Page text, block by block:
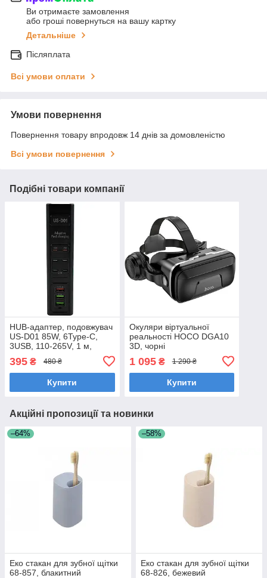
Ви отримаєте замовлення
або гроші повернуться на вашу картку
Детальніше
Післяплата
Всі умови оплати
Умови повернення
Повернення товару впродовж 14 днів за домовленістю
Всі умови повернення
Подібні товари компанії
HUB-адаптер, подовжувач
US-D01 85W, 6Type-C,
3USB, 110-265V, 1 м,
395 ₴ 480 ₴
Купити
Окуляри віртуальної
реальності HOCO DGA10
3D, чорні
1 095₴ 1 290 ₴
Купити
Акційні пропозиції та новинки
–64%
Еко стакан для зубної щітки
68-857, блакитний
–58%
Еко стакан для зубної щітки
68-826, бежевий